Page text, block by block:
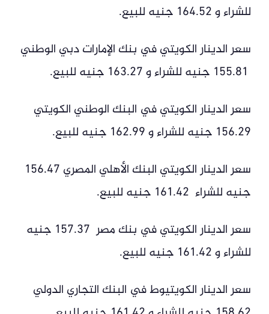
للشراء و 164.52 جنيه للبيع.
سعر الدينار الكويتي في بنك الإمارات دبي الوطني
سعر الدينار الكويتي في البنك الوطني الكويتي
156.29 جنيه للشراء و 162.99 جنيه للبيع.
سعر الدينار الكويتي البنك الأهلي المصري 156.47
جنيه للشراء 161.42 جنيه للبيع.
سعر الدينار الكويتي في بنك مصر 157.37 جنيه
للشراء و 161.42 جنيه للبيع.
سعر الدينار الكويتيوط في البنك التجاري الدولي